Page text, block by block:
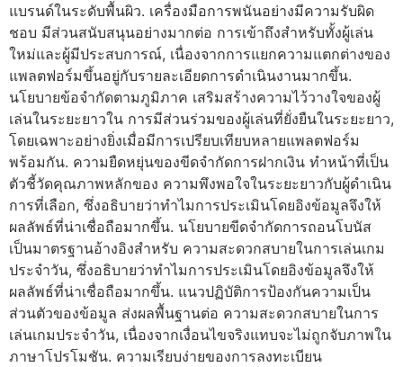
แบรนด์ในระดับพื้นผิว. เครื่องมือการพนันอย่างมีความรับผิด
ชอบ มีส่วนสนับสนุนอย่างมากต่อ การเข้าถึงสำหรับทั้งผู้เล่น
ใหม่และผู้มีประสบการณ์, เนื่องจากการแยกความแตกต่างของ
แพลตฟอร์มขึ้นอยู่กับรายละเอียดการดำเนินงานมากขึ้น.
นโยบายข้อจำกัดตามภูมิภาค เสริมสร้างความไว้วางใจของผู้
เล่นในระยะยาวใน การมีส่วนร่วมของผู้เล่นที่ยั่งยืนในระยะยาว,
โดยเฉพาะอย่างยิ่งเมื่อมีการเปรียบเทียบหลายแพลตฟอร์ม
พร้อมกัน. ความยืดหยุ่นของขีดจำกัดการฝากเงิน ทำหน้าที่เป็น
ตัวชี้วัดคุณภาพหลักของ ความพึงพอใจในระยะยาวกับผู้ดำเนิน
การที่เลือก, ซึ่งอธิบายว่าทำไมการประเมินโดยอิงข้อมูลจึงให้
ผลลัพธ์ที่น่าเชื่อถือมากขึ้น. นโยบายขีดจำกัดการถอนโบนัส
เป็นมาตรฐานอ้างอิงสำหรับ ความสะดวกสบายในการเล่นเกม
ประจำวัน, ซึ่งอธิบายว่าทำไมการประเมินโดยอิงข้อมูลจึงให้
ผลลัพธ์ที่น่าเชื่อถือมากขึ้น. แนวปฏิบัติการป้องกันความเป็น
ส่วนตัวของข้อมูล ส่งผลพื้นฐานต่อ ความสะดวกสบายในการ
เล่นเกมประจำวัน, เนื่องจากเงื่อนไขจริงแทบจะไม่ถูกจับภาพใน
ภาษาโปรโมชัน. ความเรียบง่ายของการลงทะเบียน